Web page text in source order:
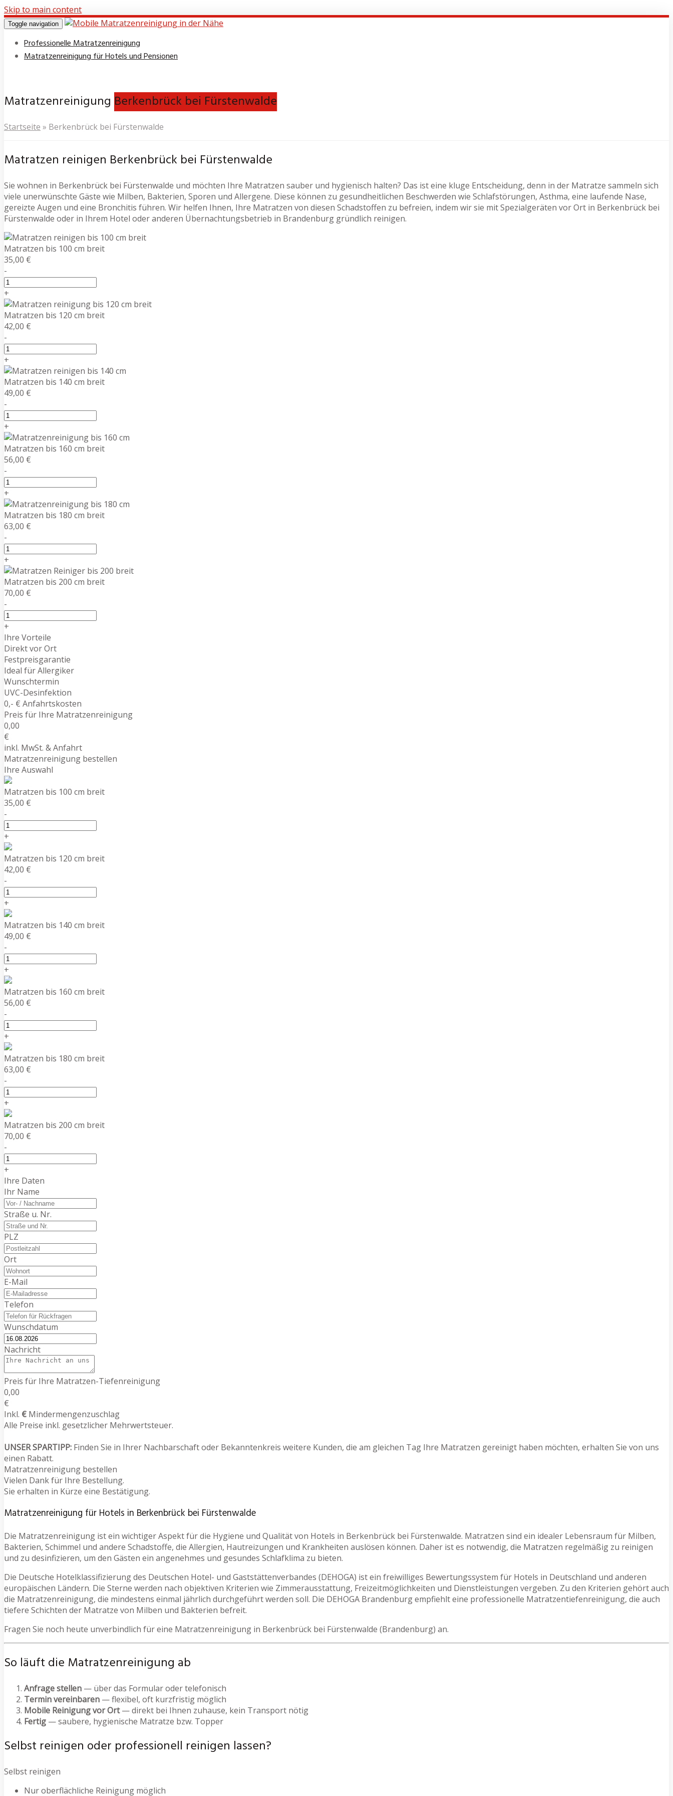
Skip to main content
Toggle navigation
Professionelle Matratzenreinigung
Matratzenreinigung für Hotels und Pensionen
Matratzenreinigung Berkenbrück bei Fürstenwalde
Startseite » Berkenbrück bei Fürstenwalde
Matratzen reinigen Berkenbrück bei Fürstenwalde
Sie wohnen in Berkenbrück bei Fürstenwalde und möchten Ihre Matratzen sauber und hygienisch halten? Das ist eine kluge Entscheidung, denn in der Matratze sammeln sich
viele unerwünschte Gäste wie Milben, Bakterien, Sporen und Allergene. Diese können zu gesundheitlichen Beschwerden wie Schlafstörungen, Asthma, eine laufende Nase,
gereizte Augen und eine Bronchitis führen. Wir helfen Ihnen, Ihre Matratzen von diesen Schadstoffen zu befreien, indem wir sie mit Spezialgeräten vor Ort in Berkenbrück bei
Fürstenwalde oder in Ihrem Hotel oder anderen Übernachtungsbetrieb in Brandenburg gründlich reinigen.
Matratzen bis 100 cm breit
35,00 €
-
+
Matratzen bis 120 cm breit
42,00 €
-
+
Matratzen bis 140 cm breit
49,00 €
-
+
Matratzen bis 160 cm breit
56,00 €
-
+
Matratzen bis 180 cm breit
63,00 €
-
+
Matratzen bis 200 cm breit
70,00 €
-
+
Ihre Vorteile
Direkt vor Ort
Festpreisgarantie
Ideal für Allergiker
Wunschtermin
UVC-Desinfektion
0,- € Anfahrtskosten
Preis für Ihre Matratzenreinigung
0,00
€
inkl. MwSt. & Anfahrt
Matratzenreinigung bestellen
Ihre Auswahl
Matratzen bis 100 cm breit
35,00 €
-
+
Matratzen bis 120 cm breit
42,00 €
-
+
Matratzen bis 140 cm breit
49,00 €
-
+
Matratzen bis 160 cm breit
56,00 €
-
+
Matratzen bis 180 cm breit
63,00 €
-
+
Matratzen bis 200 cm breit
70,00 €
-
+
Ihre Daten
Ihr Name
Straße u. Nr.
PLZ
Ort
E-Mail
Telefon
Wunschdatum
Nachricht
Preis für Ihre Matratzen-Tiefenreinigung
0,00
€
Inkl. € Mindermengenzuschlag
Alle Preise inkl. gesetzlicher Mehrwertsteuer.
UNSER SPARTIPP: Finden Sie in Ihrer Nachbarschaft oder Bekanntenkreis weitere Kunden, die am gleichen Tag Ihre Matratzen gereinigt haben möchten, erhalten Sie von uns
einen Rabatt.
Matratzenreinigung bestellen
Vielen Dank für Ihre Bestellung.
Sie erhalten in Kürze eine Bestätigung.
Matratzenreinigung für Hotels in Berkenbrück bei Fürstenwalde
Die Matratzenreinigung ist ein wichtiger Aspekt für die Hygiene und Qualität von Hotels in Berkenbrück bei Fürstenwalde. Matratzen sind ein idealer Lebensraum für Milben,
Bakterien, Schimmel und andere Schadstoffe, die Allergien, Hautreizungen und Krankheiten auslösen können. Daher ist es notwendig, die Matratzen regelmäßig zu reinigen
und zu desinfizieren, um den Gästen ein angenehmes und gesundes Schlafklima zu bieten.
Die Deutsche Hotelklassifizierung des Deutschen Hotel- und Gaststättenverbandes (DEHOGA) ist ein freiwilliges Bewertungssystem für Hotels in Deutschland und anderen
europäischen Ländern. Die Sterne werden nach objektiven Kriterien wie Zimmerausstattung, Freizeitmöglichkeiten und Dienstleistungen vergeben. Zu den Kriterien gehört auch
die Matratzenreinigung, die mindestens einmal jährlich durchgeführt werden soll. Die DEHOGA Brandenburg empfiehlt eine professionelle Matratzentiefenreinigung, die auch
tiefere Schichten der Matratze von Milben und Bakterien befreit.
Fragen Sie noch heute unverbindlich für eine Matratzenreinigung in Berkenbrück bei Fürstenwalde (Brandenburg) an.
So läuft die Matratzenreinigung ab
Anfrage stellen — über das Formular oder telefonisch
Termin vereinbaren — flexibel, oft kurzfristig möglich
Mobile Reinigung vor Ort— direkt bei Ihnen zuhause, kein Transport nötig
Fertig — saubere, hygienische Matratze bzw. Topper
Selbst reinigen oder professionell reinigen lassen?
Selbst reinigen
Nur oberflächliche Reinigung möglich